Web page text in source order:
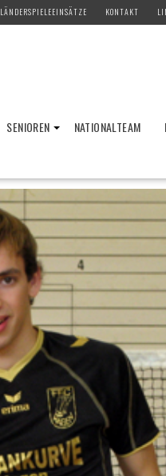
LÄNDERSPIELEEINSÄTZE KONTAKT
SENIOREN NATIONALTEAM